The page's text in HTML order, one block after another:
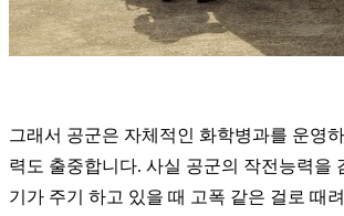
그래서 공군은 자체적인 화학병과를 운영
력도 출중합니다. 사실 공군의 작전능력을
기가 주기 하고 있을 때 고폭 같은 걸로 때